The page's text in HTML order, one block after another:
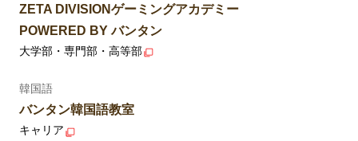
ZETA DIVISIONゲーミングアカデミー
POWERED BY バンタン
大学部・専門部・高等部
韓国語
バンタン韓国語教室
キャリア